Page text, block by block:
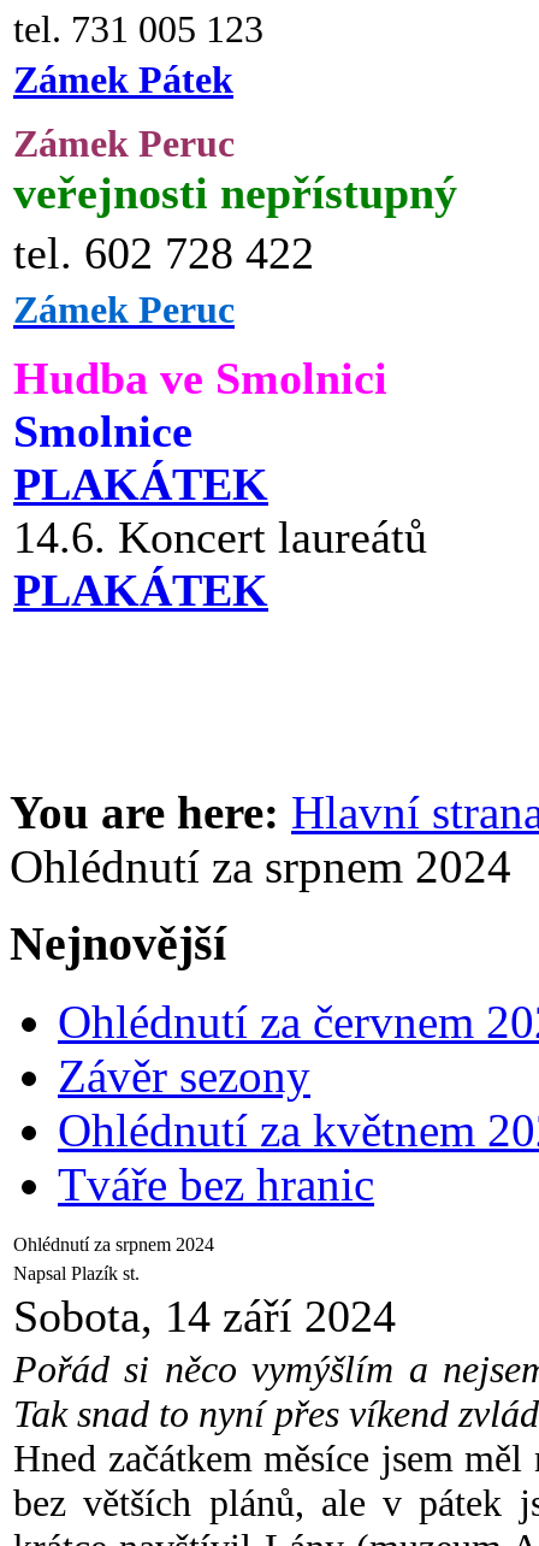
tel. 731 005 123
Zámek Pátek
Zámek Peruc
veřejnosti nepřístupný
tel. 602 728 422
Zámek Peruc
Hudba ve Smolnici
Smolnice
PLAKÁTEK
14.6. Koncert laureátů
PLAKÁTEK
You are here: Hlavní
Ohlédnutí za srpnem 2024
Nejnovější
Ohlédnutí za červnem
Závěr sezony
Ohlédnutí za květnem
Tváře bez hranic
Ohlédnutí za srpnem 2024
Napsal Plazík st.
Sobota, 14 září 2024
Pořád si něco vymýšlím a
Tak snad to nyní přes víkend
Hned začátkem měsíce jsem
bez větších plánů, ale v pátek